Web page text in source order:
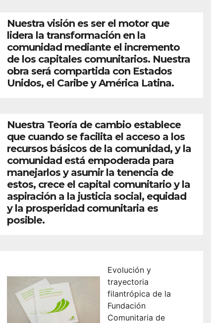
Nuestra visión es ser el motor que
lidera la transformación en la
comunidad mediante el incremento
de los capitales comunitarios. Nuestra
obra será compartida con Estados
Unidos, el Caribe y América Latina.
Nuestra Teoría de cambio establece
que cuando se facilita el acceso a los
recursos básicos de la comunidad, y la
comunidad está empoderada para
manejarlos y asumir la tenencia de
estos, crece el capital comunitario y la
aspiración a la justicia social, equidad
y la prosperidad comunitaria es
posible.
Evolución y
trayectoria
filantrópica de la
Fundación
Comunitaria de